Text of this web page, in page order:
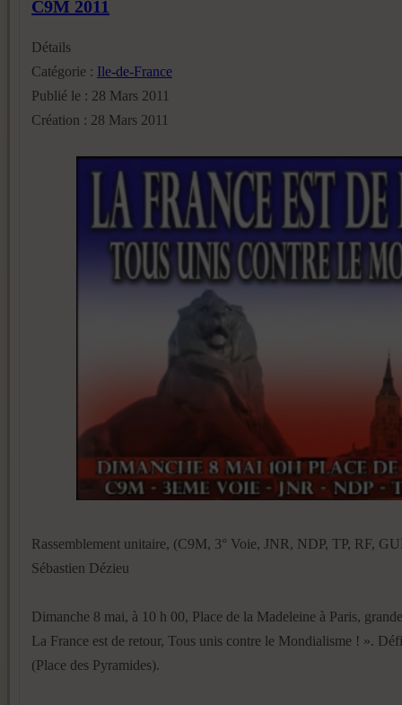
C9M 2011
Détails
Catégorie : Ile-de-France
Publié le : 28 Mars 2011
Création : 28 Mars 2011
Rassemblement unitaire, (C9M, 3° Voie, JNR, NDP, TP, RF,
Sébastien Dézieu
Dimanche 8 mai, à 10 h 00, Place de la Madeleine à Paris,
La France est de retour, Tous unis contre le Mondialisme ! ».
(Place des Pyramides).